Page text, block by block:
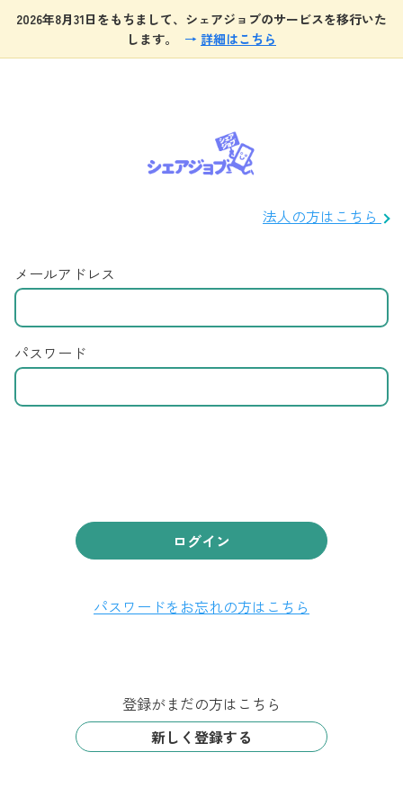
2026年8月31日をもちまして、シェアジョブのサービスを移行いた
します。
→ 詳細はこちら
法人の方はこちら
メールアドレス
パスワード
ログイン
パスワードをお忘れの方はこちら
登録がまだの方はこちら
新しく登録する